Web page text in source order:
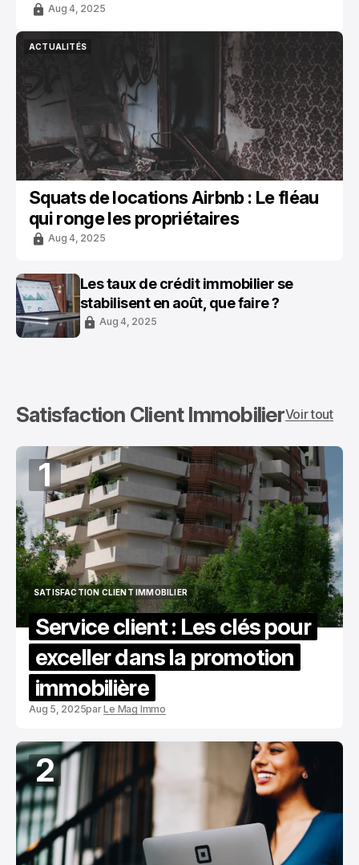
Aug 4, 2025
ACTUALITÉS
Squats de locations Airbnb : Le fléau
qui ronge les propriétaires
Aug 4, 2025
Les taux de crédit immobilier se
stabilisent en août, que faire ?
Aug 4, 2025
Satisfaction Client ImmobilierVoir tout
1
SATISFACTION CLIENT IMMOBILIER
SATISFACTION CLIENT IMMOBILIER
Service client : Les clés pour
exceller dans la promotion
immobilière
Aug 5, 2025parLe Mag Immo
2